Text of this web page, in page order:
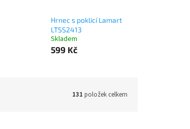
Hrnec s poklicí Lamart
LTSS2413
Skladem
599 Kč
131 položek celkem